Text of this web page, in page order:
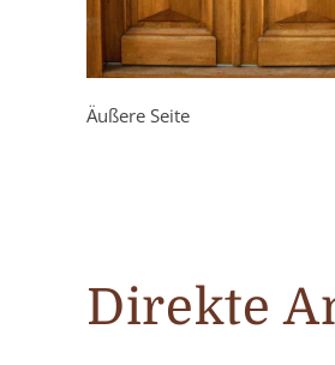
Äußere Seite
Direkte